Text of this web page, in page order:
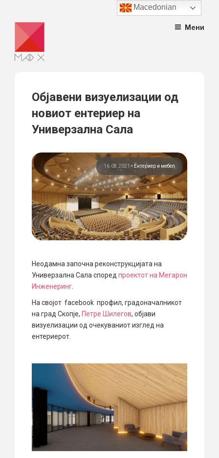
content
Мени
Објавени визуелизации од
новиот ентериер на
Универзална Сала
16.08.2021 • Ентериер и мебел
Неодамна започна реконструкцијата на
Универзална Сала според проектот на Мегарон
Инженеринг
На својот facebook профил, градоначалникот
на град Скопје, Петре Шилегов, објави
визуелизации од очекуваниот изглед на
ентериерот.
Macedonian